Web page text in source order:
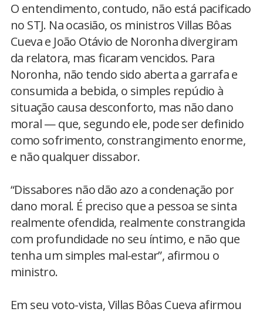
O entendimento, contudo, não está pacificado
no STJ. Na ocasião, os ministros Villas Bôas
Cueva e João Otávio de Noronha divergiram
da relatora, mas ficaram vencidos. Para
Noronha, não tendo sido aberta a garrafa e
consumida a bebida, o simples repúdio à
situação causa desconforto, mas não dano
moral — que, segundo ele, pode ser definido
como sofrimento, constrangimento enorme,
e não qualquer dissabor.
“Dissabores não dão azo a condenação por
dano moral. É preciso que a pessoa se sinta
realmente ofendida, realmente constrangida
com profundidade no seu íntimo, e não que
tenha um simples mal-estar”, afirmou o
ministro.
Em seu voto-vista, Villas Bôas Cueva afirmou